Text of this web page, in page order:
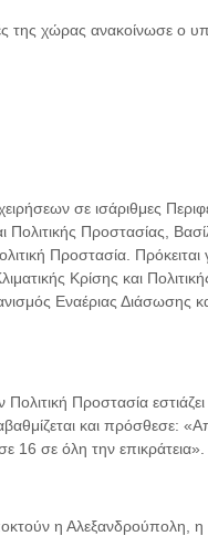
της χώρας ανακοίνωσε ο
σε ισάριθμες
Προστασίας,
Προστασία.
Κρίσης και
Εναέριας Διάσωσης
Προστασία
και πρόσθεσε:
16 σε όλη την επικράτεια».
η Αλεξανδρούπολη,